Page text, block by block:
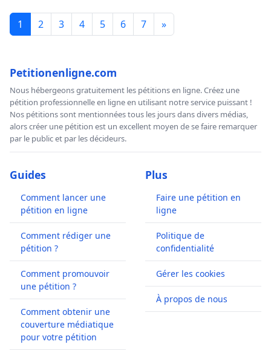
1 2 3 4 5 6 7 »
Petitionenligne.com
Nous hébergeons gratuitement les pétitions en ligne. Créez une
pétition professionnelle en ligne en utilisant notre service puissant !
Nos pétitions sont mentionnées tous les jours dans divers médias,
alors créer une pétition est un excellent moyen de se faire remarquer
par le public et par les décideurs.
Guides
Comment lancer une
pétition en ligne
Comment rédiger une
pétition ?
Comment promouvoir
une pétition ?
Comment obtenir une
couverture médiatique
pour votre pétition
Plus
Faire une pétition en
ligne
Politique de
confidentialité
Gérer les cookies
À propos de nous